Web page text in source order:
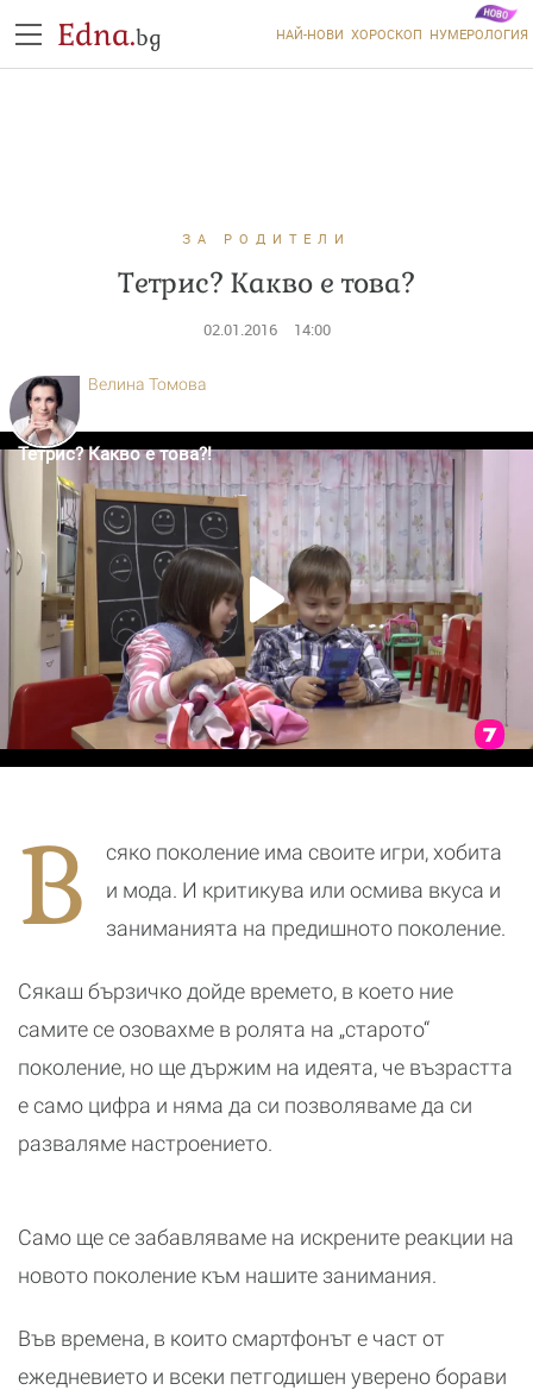
Edna.bg НАЙ-НОВИ ХОРОСКОП НУМЕРОЛОГИЯ
ЗА РОДИТЕЛИ
Tетрис? Какво е това?
02.01.2016 14:00
Велина Томова
В
сяко поколение има своите игри, хобита
и мода. И критикува или осмива вкуса и
заниманията на предишното поколение.
Сякаш бързичко дойде времето, в което ние
самите се озовахме в ролята на „старото“
поколение, но ще държим на идеята, че възрастта
е само цифра и няма да си позволяваме да си
разваляме настроението.
Само ще се забавляваме на искрените реакции на
новото поколение към нашите занимания.
Във времена, в които смартфонът е част от
ежедневието и всеки петгодишен уверено борави